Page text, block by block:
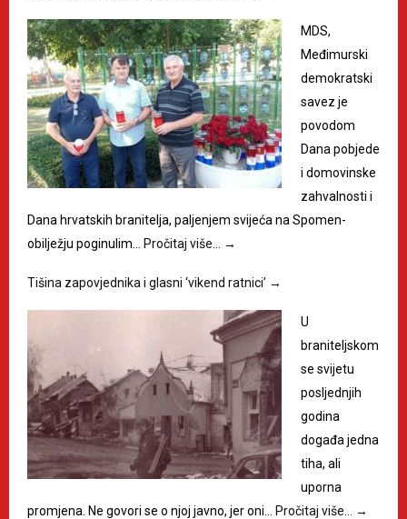
MDS,
Međimurski
demokratski
savez je
povodom
Dana pobjede
i domovinske
zahvalnosti i
Dana hrvatskih branitelja, paljenjem svijeća na Spomen-
obilježju poginulim…
Pročitaj više… →
Tišina zapovjednika i glasni ‘vikend ratnici’ →
U
braniteljskom
se svijetu
posljednjih
godina
događa jedna
tiha, ali
uporna
promjena. Ne govori se o njoj javno, jer oni…
Pročitaj više… →